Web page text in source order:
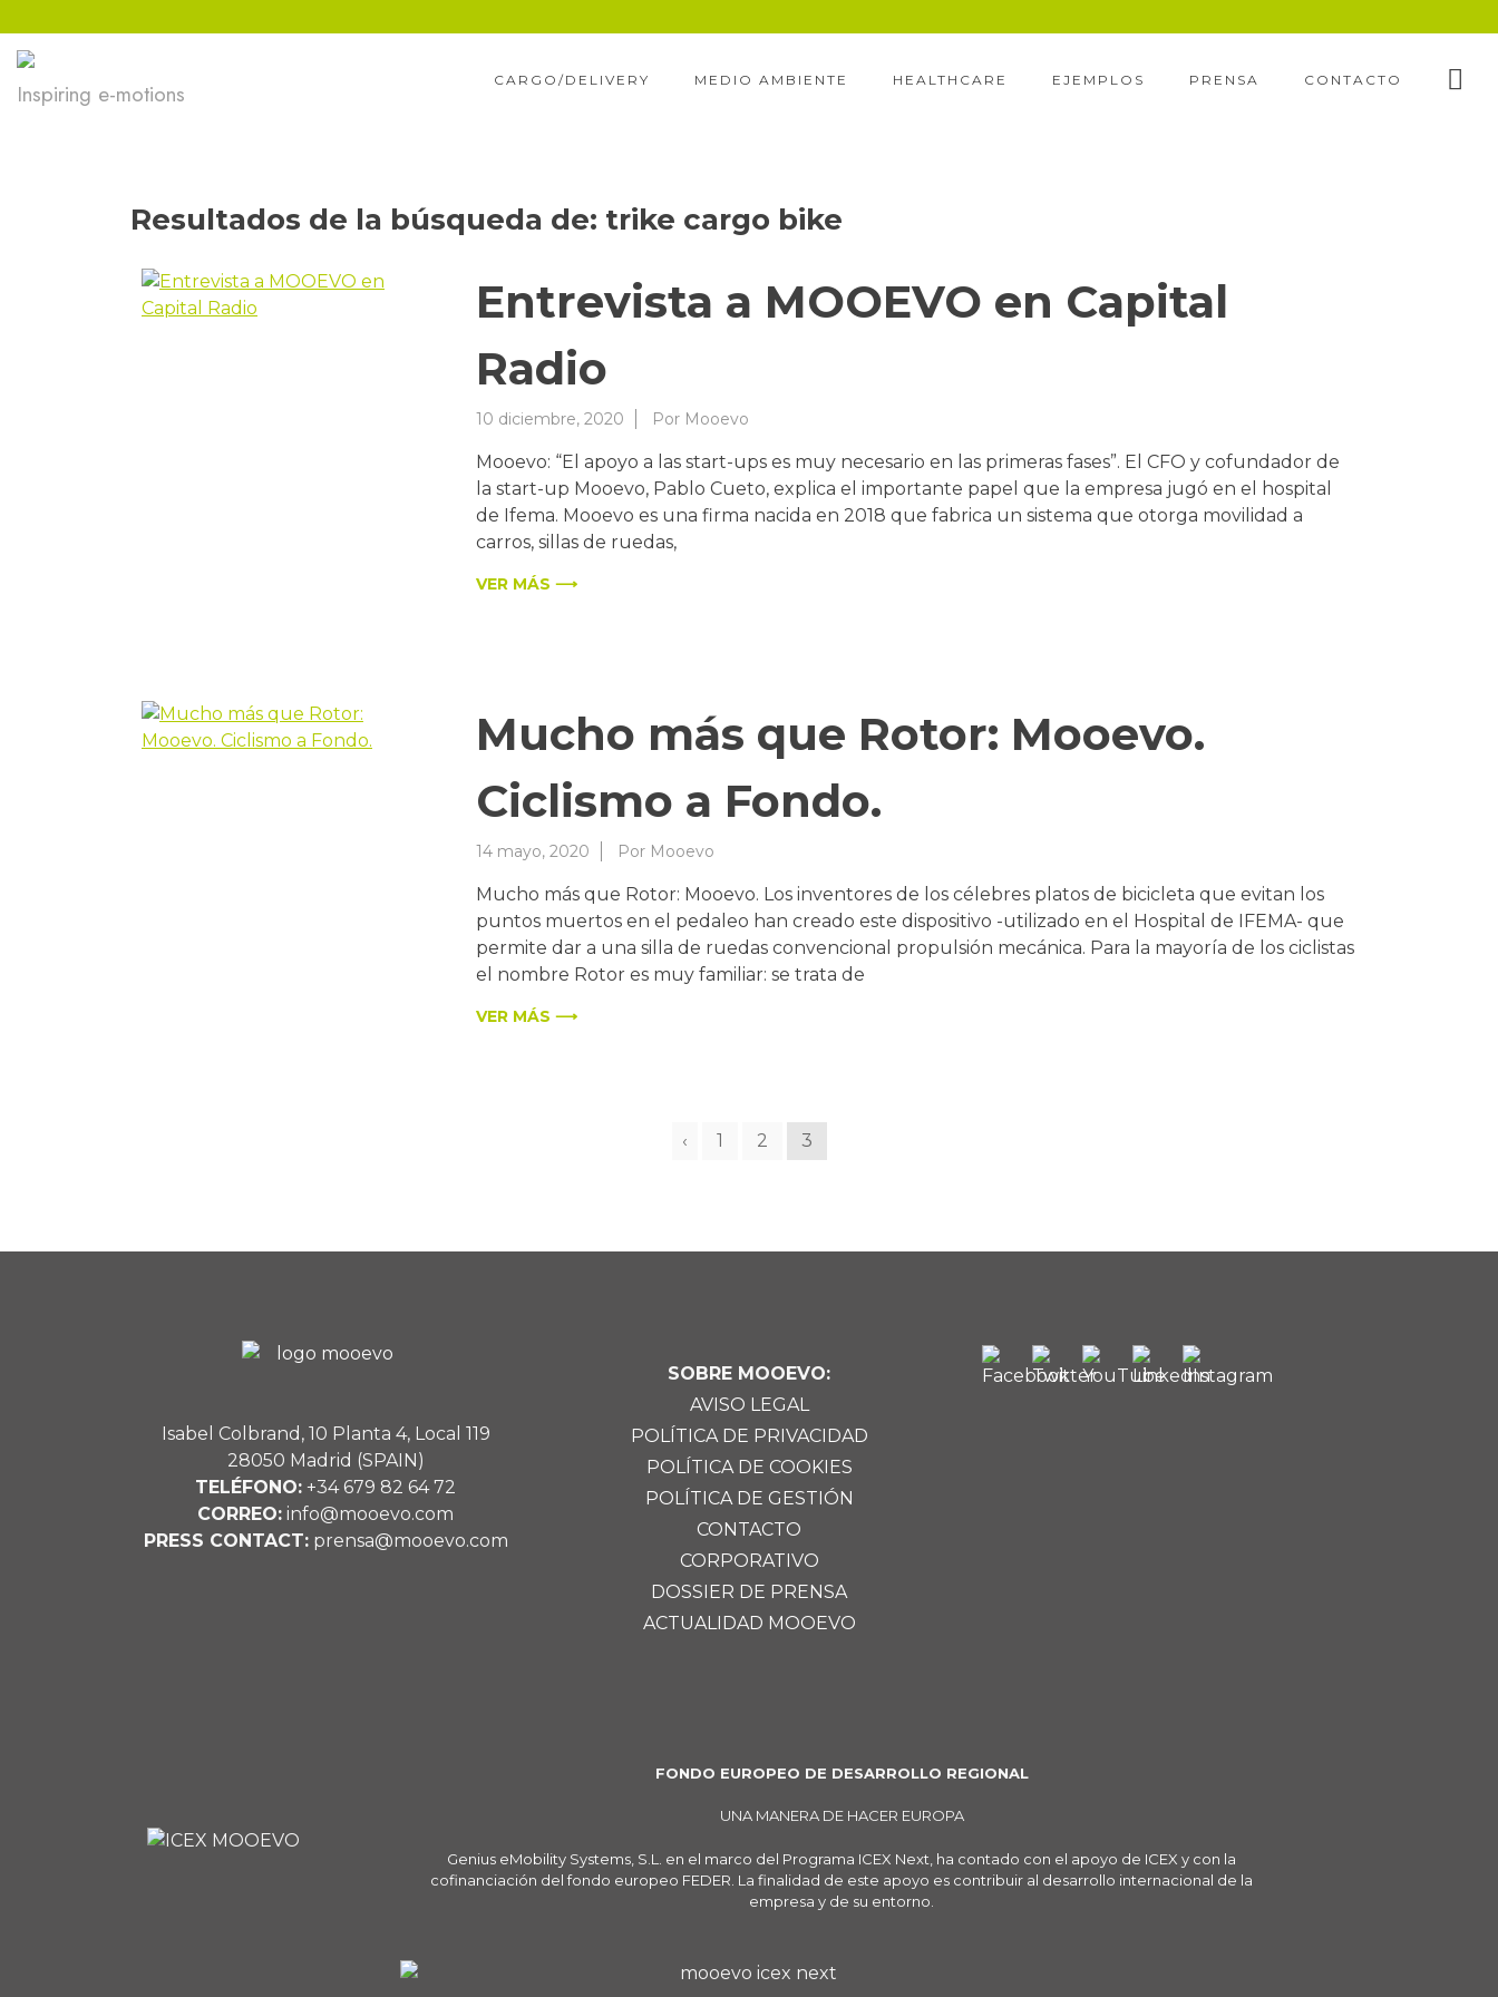
al
contenido
Inspiring e-motions CARGO/DELIVERY MEDIO AMBIENTE HEALTHCARE EJEMPLOS PRENSA CONTACTO
Resultados de la búsqueda de: trike cargo bike
Entrevista a MOOEVO en Capital
Radio
10 diciembre, 2020 Por Mooevo
Mooevo: “El apoyo a las start-ups es muy necesario en las primeras fases”. El CFO y cofundador de
la start-up Mooevo, Pablo Cueto, explica el importante papel que la empresa jugó en el hospital
de Ifema. Mooevo es una firma nacida en 2018 que fabrica un sistema que otorga movilidad a
carros, sillas de ruedas,
VER MÁS ⟶
Mucho más que Rotor: Mooevo.
Ciclismo a Fondo.
14 mayo, 2020 Por Mooevo
Mucho más que Rotor: Mooevo. Los inventores de los célebres platos de bicicleta que evitan los
puntos muertos en el pedaleo han creado este dispositivo -utilizado en el Hospital de IFEMA- que
permite dar a una silla de ruedas convencional propulsión mecánica. Para la mayoría de los ciclistas
el nombre Rotor es muy familiar: se trata de
VER MÁS ⟶
‹ 1 2 3
Isabel Colbrand, 10 Planta 4, Local 119
28050 Madrid (SPAIN)
TELÉFONO: +34 679 82 64 72
CORREO: info@mooevo.com
PRESS CONTACT:prensa@mooevo.com
SOBRE MOOEVO:
AVISO LEGAL
POLÍTICA DE PRIVACIDAD
POLÍTICA DE COOKIES
POLÍTICA DE GESTIÓN
CONTACTO
CORPORATIVO
DOSSIER DE PRENSA
ACTUALIDAD MOOEVO
FONDO EUROPEO DE DESARROLLO REGIONAL
UNA MANERA DE HACER EUROPA
Genius eMobility Systems, S.L. en el marco del Programa ICEX Next, ha contado con el apoyo de ICEX y con la
cofinanciación del fondo europeo FEDER. La finalidad de este apoyo es contribuir al desarrollo internacional de la
empresa y de su entorno.